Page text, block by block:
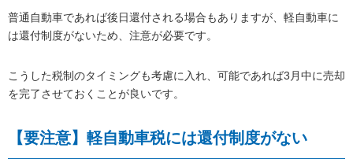
普通自動車であれば後日還付される場合もありますが、軽自動車に
は還付制度がないため、注意が必要です。
こうした税制のタイミングも考慮に入れ、可能であれば3月中に売却
を完了させておくことが良いです。
【要注意】軽自動車税には還付制度がない